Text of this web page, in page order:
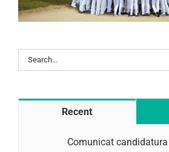
Search
for:
Recent
Comunicat candidatura